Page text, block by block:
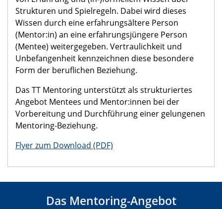
Strukturen und Spielregeln. Dabei wird dieses
Wissen durch eine erfahrungsältere Person
(Mentor:in) an eine erfahrungsjüngere Person
(Mentee) weitergegeben. Vertraulichkeit und
Unbefangenheit kennzeichnen diese besondere
Form der beruflichen Beziehung.
Das TT Mentoring unterstützt als strukturiertes
Angebot Mentees und Mentor:innen bei der
Vorbereitung und Durchführung einer gelungenen
Mentoring-Beziehung.
Flyer zum Download (PDF)
Das Mentoring-Angebot